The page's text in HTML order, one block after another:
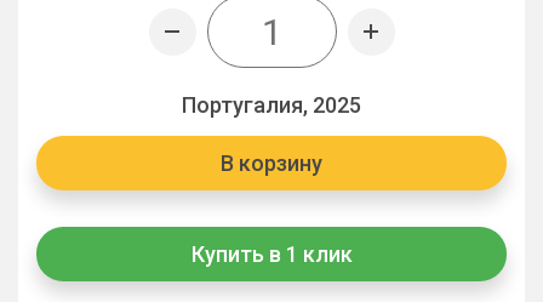
Португалия, 2025
В корзину
Купить в 1 клик